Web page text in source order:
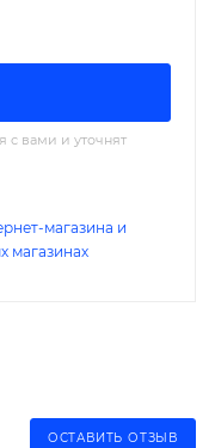
с вами и уточнят
магазина и
магазинах
ОСТАВИТЬ ОТЗЫВ